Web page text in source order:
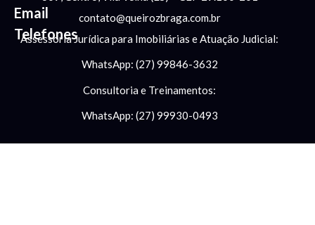
Email contato@queirozbraga.com.br
Telefones
Assessoria Jurídica para Imobiliárias e Atuação Judicial:
WhatsApp: (27) 99846-3632
Consultoria e Treinamentos:
WhatsApp: (27) 99930-0493